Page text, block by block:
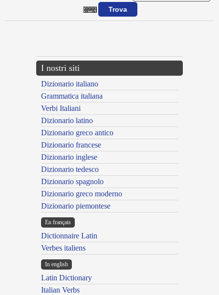
I nostri siti
Dizionario italiano
Grammatica italiana
Verbi Italiani
Dizionario latino
Dizionario greco antico
Dizionario francese
Dizionario inglese
Dizionario tedesco
Dizionario spagnolo
Dizionario greco moderno
Dizionario piemontese
En français
Dictionnaire Latin
Verbes italiens
In english
Latin Dictionary
Italian Verbs